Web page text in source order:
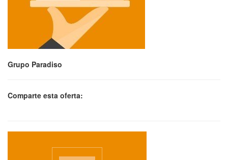
Grupo Paradiso
Comparte esta oferta: